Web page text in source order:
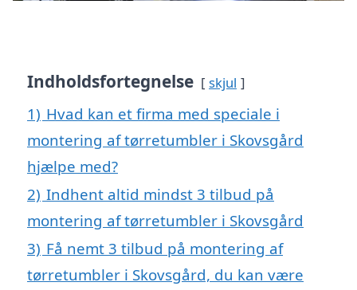
Indholdsfortegnelse skjul
1) Hvad kan et firma med speciale i
montering af tørretumbler i Skovsgård
hjælpe med?
2) Indhent altid mindst 3 tilbud på
montering af tørretumbler i Skovsgård
3) Få nemt 3 tilbud på montering af
tørretumbler i Skovsgård, du kan være